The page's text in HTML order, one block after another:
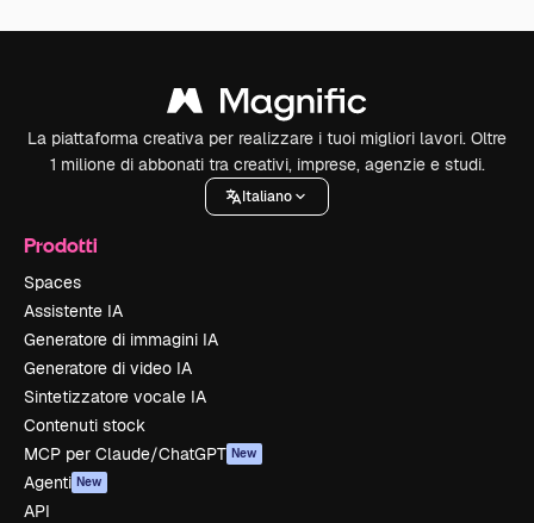
La piattaforma creativa per realizzare i tuoi migliori lavori. Oltre
1 milione di abbonati tra creativi, imprese, agenzie e studi.
Italiano
Prodotti
Spaces
Assistente IA
Generatore di immagini IA
Generatore di video IA
Sintetizzatore vocale IA
Contenuti stock
MCP per Claude/ChatGPT New
Agenti New
API